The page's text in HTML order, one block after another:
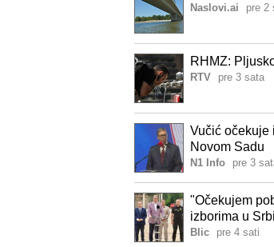
Naslovi.ai pre 2
RHMZ:
RTV pre 3 sata
Vučić očekuje
Novom Sadu
N1 Info pre 3
"Očekujem
izborima u
Blic pre 4 sati